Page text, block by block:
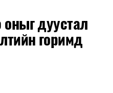
дулаан
оныг дуустал
горимд